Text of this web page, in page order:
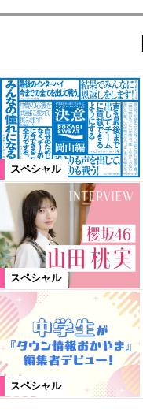
スペシャル
スペシャル
スペシャル